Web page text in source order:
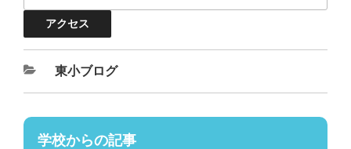
東小ブログ
学校からの記事